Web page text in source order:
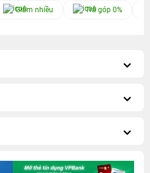
Giảm nhiều Trả góp 0%